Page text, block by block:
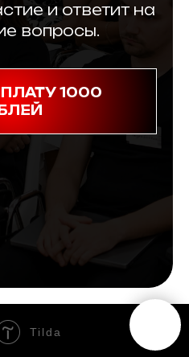
и ответит на
вопросы.
1000
Tilda